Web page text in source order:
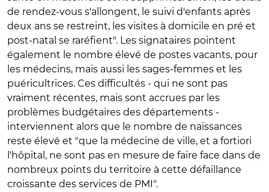
de rendez-vous s'allongent, le suivi d'enfants après
deux ans se restreint, les visites à domicile en pré et
post-natal se raréfient". Les signataires pointent
également le nombre élevé de postes vacants, pour
les médecins, mais aussi les sages-femmes et les
puéricultrices. Ces difficultés - qui ne sont pas
vraiment récentes, mais sont accrues par les
problèmes budgétaires des départements -
interviennent alors que le nombre de naissances
reste élevé et "que la médecine de ville, et a fortiori
l'hôpital, ne sont pas en mesure de faire face dans de
nombreux points du territoire à cette défaillance
croissante des services de PMI".